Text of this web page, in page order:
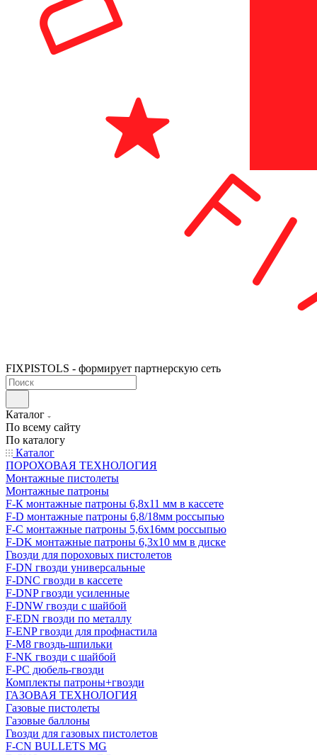
FIXPISTOLS - формирует партнерскую сеть
Каталог
По всему сайту
По каталогу
Каталог
ПОРОХОВАЯ ТЕХНОЛОГИЯ
Монтажные пистолеты
Монтажные патроны
F-К монтажные патроны 6,8х11 мм в кассете
F-D монтажные патроны 6,8/18мм россыпью
F-C монтажные патроны 5,6х16мм россыпью
F-DK монтажные патроны 6,3х10 мм в диске
Гвозди для пороховых пистолетов
F-DN гвозди универсальные
F-DNC гвозди в кассете
F-DNP гвозди усиленные
F-DNW гвозди с шайбой
F-EDN гвозди по металлу
F-ENP гвозди для профнастила
F-M8 гвоздь-шпильки
F-NK гвозди с шайбой
F-PC дюбель-гвозди
Комплекты патроны+гвозди
ГАЗОВАЯ ТЕХНОЛОГИЯ
Газовые пистолеты
Газовые баллоны
Гвозди для газовых пистолетов
F-CN BULLETS MG